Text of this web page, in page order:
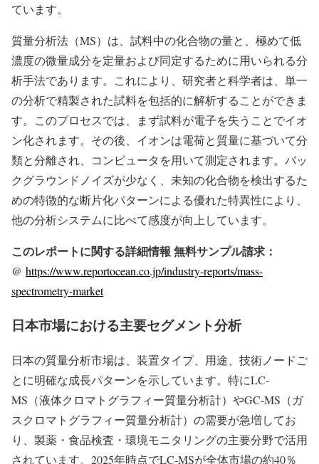
ています。
質量分析法（MS）は、試料中の化合物の量と、極めて低
濃度の微量成分を定量および同定するために用いられる分
析手法であります。これにより、研究者と科学者は、単一
の分析で精製された試料を包括的に解析することができま
す。このプロセスでは、まず試料が電子を失うことでイオ
ン化されます。その後、イオンは電荷と質量に基づいて分
類と分離され、コンピュータを用いて測定されます。バッ
クグラウンドノイズが少なく、未知の化合物を検出するた
めの特徴的な断片化パターンによる優れた特異性により、
他の分析システムに比べて感度が向上しています。
このレポートに関する詳細情報 無料サンプル請求：
@ https://www.reportocean.co.jp/industry-reports/mass-
spectrometry-market
日本市場における主要セグメント分析
日本の質量分析市場は、装置タイプ、用途、技術ノードご
とに明確な成長パターンを示しています。特にLC-
MS（液体クロマトグラフィー質量分析計）やGC-MS（ガ
スクロマトグラフィー質量分析計）の需要が急増してお
り、製薬・食品検査・環境モニタリングの主要分野で活用
されています。2025年時点でLC-MSが全体市場の約40％